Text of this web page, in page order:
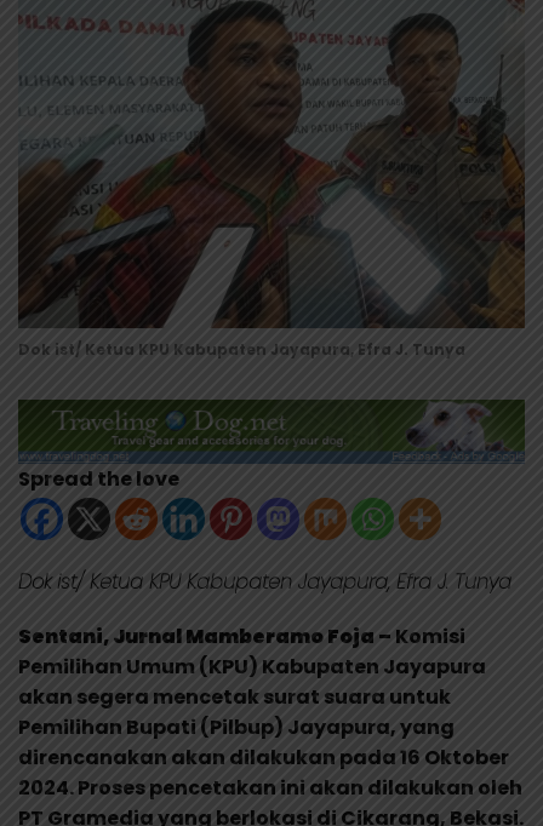
Dok ist/ Ketua KPU Kabupaten Jayapura, Efra J. Tunya
Spread the love
Dok ist/ Ketua KPU Kabupaten Jayapura, Efra J. Tunya
Sentani, Jurnal Mamberamo Foja – Komisi
Pemilihan Umum (KPU) Kabupaten Jayapura
akan segera mencetak surat suara untuk
Pemilihan Bupati (Pilbup) Jayapura, yang
direncanakan akan dilakukan pada 16 Oktober
2024. Proses pencetakan ini akan dilakukan oleh
PT Gramedia yang berlokasi di Cikarang, Bekasi.